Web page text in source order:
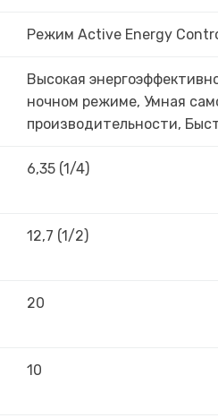
Режим Active Energy
Высокая
ночном режиме, Умная
производительности,
6,35 (1/4)
12,7 (1/2)
20
10